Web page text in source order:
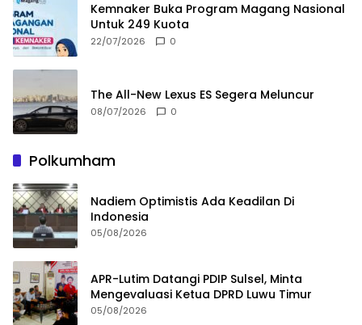
Kemnaker Buka Program Magang Nasional
Untuk 249 Kuota
22/07/2026 0
The All-New Lexus ES Segera Meluncur
08/07/2026 0
Polkumham
Nadiem Optimistis Ada Keadilan Di
Indonesia
05/08/2026
APR-Lutim Datangi PDIP Sulsel, Minta
Mengevaluasi Ketua DPRD Luwu Timur
05/08/2026